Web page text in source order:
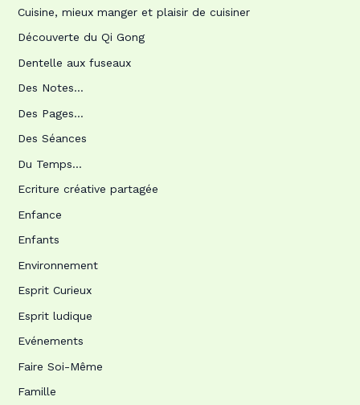
Cuisine, mieux manger et plaisir de cuisiner
Découverte du Qi Gong
Dentelle aux fuseaux
Des Notes…
Des Pages…
Des Séances
Du Temps…
Ecriture créative partagée
Enfance
Enfants
Environnement
Esprit Curieux
Esprit ludique
Evénements
Faire Soi-Même
Famille